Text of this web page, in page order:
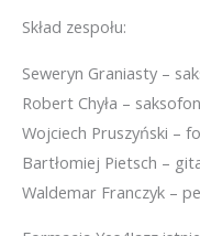
Skład zespołu:
Seweryn Graniasty –
Robert Chyła –
Wojciech Pruszyński –
Bartłomiej Pietsch –
Waldemar Franczyk –